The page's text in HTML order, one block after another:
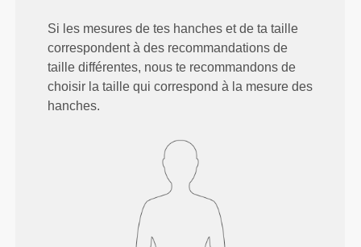
Si les mesures de tes hanches et de ta taille
correspondent à des recommandations de
taille différentes, nous te recommandons de
choisir la taille qui correspond à la mesure des
hanches.